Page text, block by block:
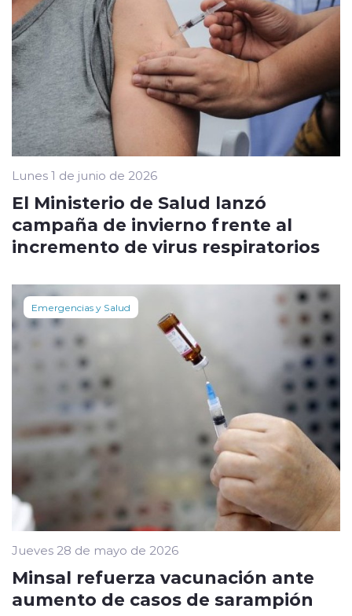
Lunes 1 de junio de 2026
El Ministerio de Salud lanzó
campaña de invierno frente al
incremento de virus respiratorios
Emergencias y Salud
Jueves 28 de mayo de 2026
Minsal refuerza vacunación ante
aumento de casos de sarampión